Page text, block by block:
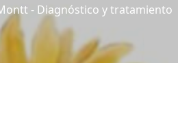
- Diagnóstico y tratamiento